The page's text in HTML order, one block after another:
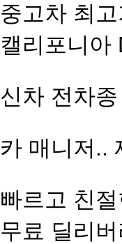
중고차 최
캘리포니아
신차 전차종
카 매니저..
빠르고 친
무료 딜리